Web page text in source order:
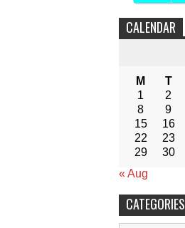
CALENDAR
M T
1
2
8
9
15
16
22
23
29
30
« Aug
CATEGORIES
Categories